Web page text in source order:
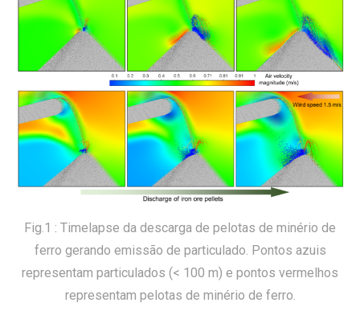
Fig.1 : Timelapse da descarga de pelotas de minério de
ferro gerando emissão de particulado. Pontos azuis
representam particulados (< 100 m) e pontos vermelhos
representam pelotas de minério de ferro.